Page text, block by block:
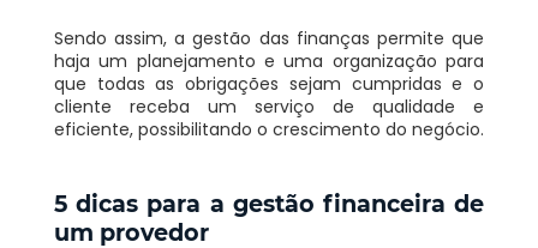
Sendo assim, a gestão das finanças permite que
haja um planejamento e uma organização para
que todas as obrigações sejam cumpridas e o
cliente receba um serviço de qualidade e
eficiente, possibilitando o crescimento do negócio.
5 dicas para a gestão financeira de
um provedor